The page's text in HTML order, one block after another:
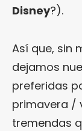
Disney?).
Así que, sin
dejamos
preferidas
primavera /
tremendas